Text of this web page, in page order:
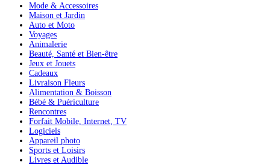
Mode & Accessoires
Maison et Jardin
Auto et Moto
Voyages
Animalerie
Beauté, Santé et Bien-être
Jeux et Jouets
Cadeaux
Livraison Fleurs
Alimentation & Boisson
Bébé & Puériculture
Rencontres
Forfait Mobile, Internet, TV
Logiciels
Appareil photo
Sports et Loisirs
Livres et Audible